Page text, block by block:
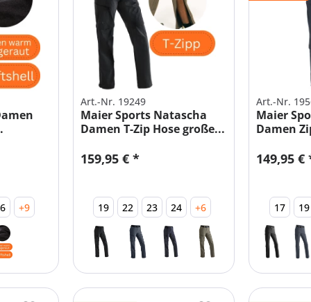
+9
Art.-Nr. 19249
Maier Sports Natascha
Damen T-Zip Hose große...
159,95 € *
19 22 23 24 +6
Art.-Nr.
Maier
Damen
149,95 €
17 19